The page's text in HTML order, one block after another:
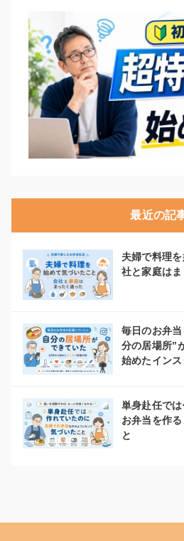
最近の記
夫婦で料理
社と家庭は
毎日のお弁
分の居場所”
始めたイン
単身赴任で
お弁当を作
と